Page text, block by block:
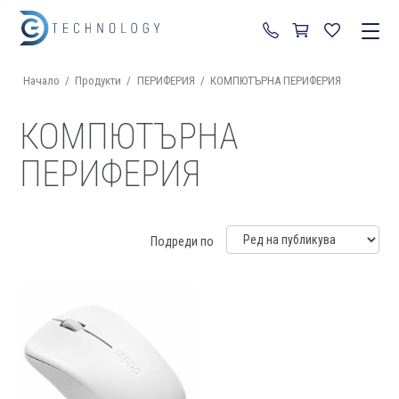
+359 87 822 99 92
Начало / Продукти / ПЕРИФЕРИЯ / КОМПЮТЪРНА ПЕРИФЕРИЯ
КОМПЮТЪРНА
ПЕРИФЕРИЯ
Подреди по